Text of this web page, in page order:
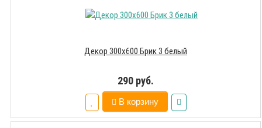
Декор 300х600 Брик 3 белый
290 руб.
В корзину